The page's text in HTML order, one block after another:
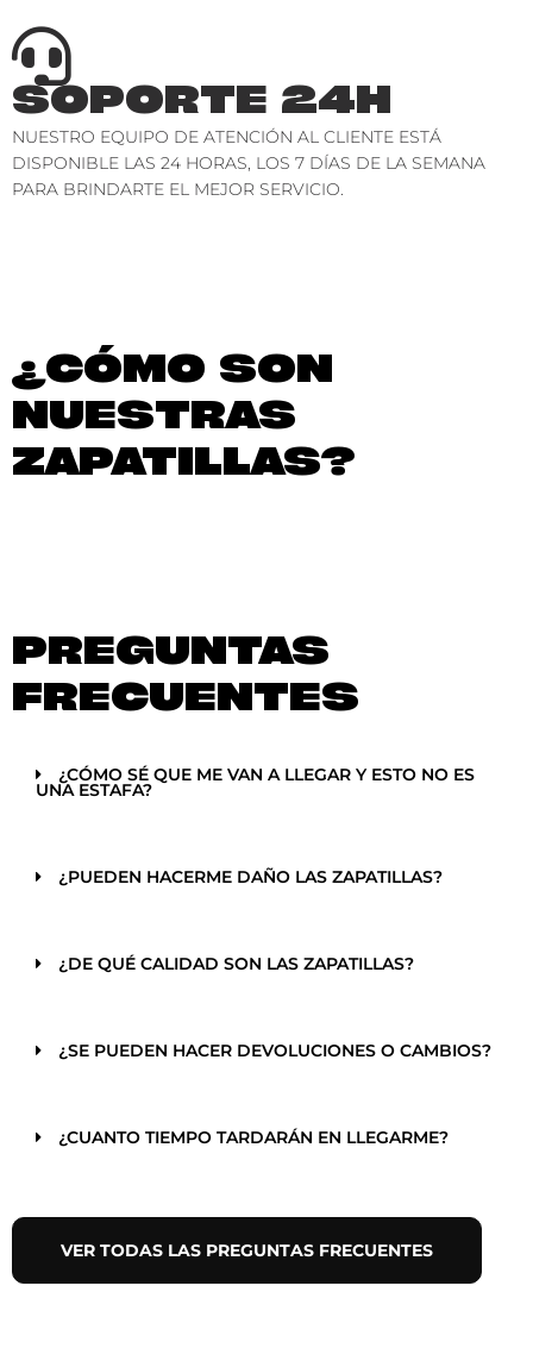
SOPORTE 24H
NUESTRO EQUIPO DE ATENCIÓN AL CLIENTE ESTÁ
DISPONIBLE LAS 24 HORAS, LOS 7 DÍAS DE LA SEMANA
PARA BRINDARTE EL MEJOR SERVICIO.
¿CÓMO SON
NUESTRAS
ZAPATILLAS?
PREGUNTAS
FRECUENTES
¿CÓMO SÉ QUE ME VAN A LLEGAR Y ESTO NO ES
UNA ESTAFA?
¿PUEDEN HACERME DAÑO LAS ZAPATILLAS?
¿DE QUÉ CALIDAD SON LAS ZAPATILLAS?
¿SE PUEDEN HACER DEVOLUCIONES O CAMBIOS?
¿CUANTO TIEMPO TARDARÁN EN LLEGARME?
VER TODAS LAS PREGUNTAS FRECUENTES